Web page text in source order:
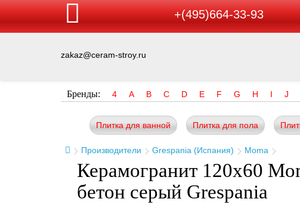
+(495)664-33-93
zakaz@ceram-stroy.ru
Бренды: 4 A B C D E F G H I J
Плитка для ванной Плитка для пола
Производители Grespania (Испания) Moma
Керамогранит 120x60
бетон серый Grespania